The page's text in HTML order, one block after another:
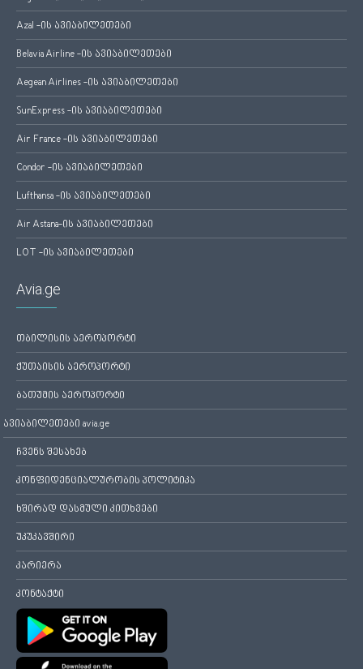
Azal -ის ავიაბილეთები
Belavia Airline -ის ავიაბილეთები
Aegean Airlines -ის ავიაბილეთები
SunExpress -ის ავიაბილეთები
Air France -ის ავიაბილეთები
Condor -ის ავიაბილეთები
Lufthansa -ის ავიაბილეთები
Air Astana-ის ავიაბილეთები
LOT -ის ავიაბილეთები
Avia.ge
თბილისის აეროპორტი
ქუთაისის აეროპორტი
ბათუმის აეროპორტი
ავიაბილეთები avia.ge
ჩვენს შესახებ
კონფიდენციალურობის პოლიტიკა
ხშირად დასმული კითხვები
უკუკავშირი
კარიერა
კონტაქტი